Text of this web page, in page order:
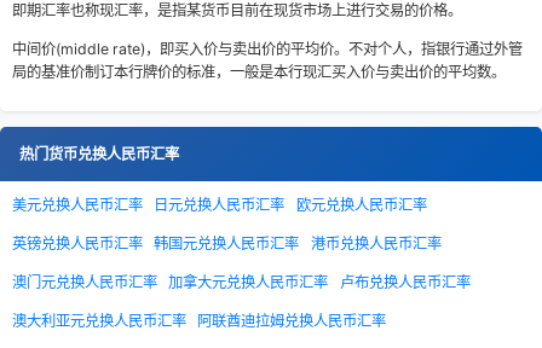
即期汇率也称现汇率，是指某货币目前在现货市场上进行交易的价格。
中间价(middle rate)，即买入价与卖出价的平均价。不对个人，指银行通过外管
局的基准价制订本行牌价的标准，一般是本行现汇买入价与卖出价的平均数。
热门货币兑换人民币汇率
美元兑换人民币汇率 日元兑换人民币汇率 欧元兑换人民币汇率
英镑兑换人民币汇率 韩国元兑换人民币汇率 港币兑换人民币汇率
澳门元兑换人民币汇率 加拿大元兑换人民币汇率 卢布兑换人民币汇率
澳大利亚元兑换人民币汇率 阿联酋迪拉姆兑换人民币汇率